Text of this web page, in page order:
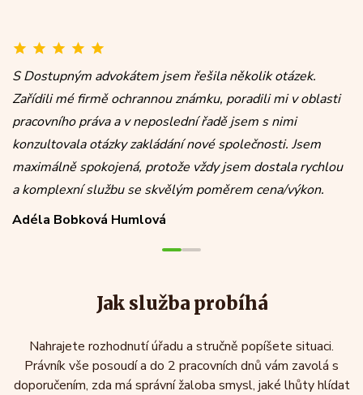
S Dostupným advokátem jsem řešila několik otázek.
Zařídili mé firmě ochrannou známku, poradili mi v oblasti
pracovního práva a v neposlední řadě jsem s nimi
konzultovala otázky zakládání nové společnosti. Jsem
maximálně spokojená, protože vždy jsem dostala rychlou
a komplexní službu se skvělým poměrem cena/výkon.
Adéla Bobková Humlová
Jak služba probíhá
Nahrajete rozhodnutí úřadu a stručně popíšete situaci.
Právník vše posoudí a do 2 pracovních dnů vám zavolá s
doporučením, zda má správní žaloba smysl, jaké lhůty hlídat